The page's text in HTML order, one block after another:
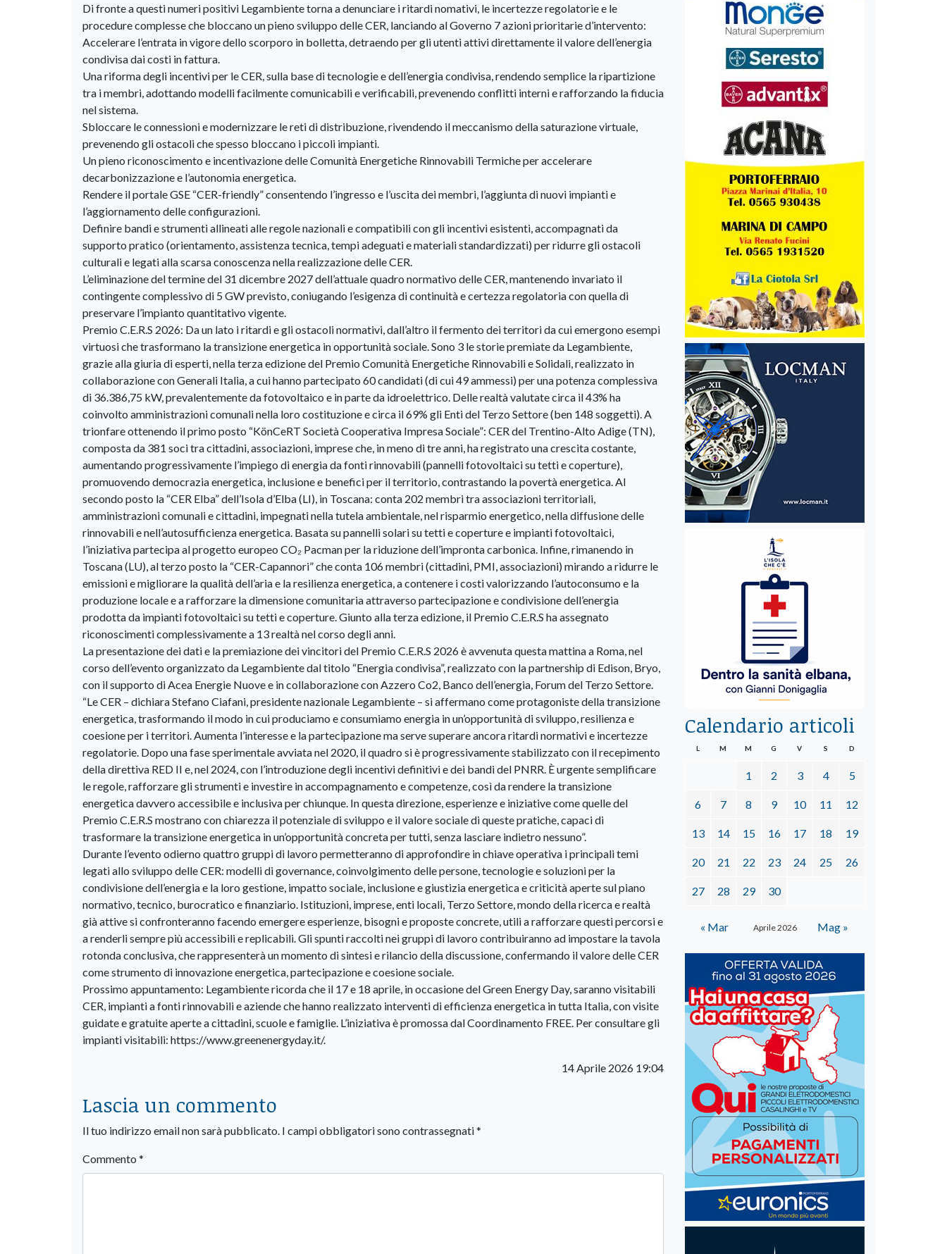
Di fronte a questi numeri positivi Legambiente torna a denunciare i ritardi nomativi, le incertezze regolatorie e le
procedure complesse che bloccano un pieno sviluppo delle CER, lanciando al Governo 7 azioni prioritarie d’intervento:
Accelerare l’entrata in vigore dello scorporo in bolletta, detraendo per gli utenti attivi direttamente il valore dell’energia
condivisa dai costi in fattura.
Una riforma degli incentivi per le CER, sulla base di tecnologie e dell’energia condivisa, rendendo semplice la ripartizione
tra i membri, adottando modelli facilmente comunicabili e verificabili, prevenendo conflitti interni e rafforzando la fiducia
nel sistema.
Sbloccare le connessioni e modernizzare le reti di distribuzione, rivendendo il meccanismo della saturazione virtuale,
prevenendo gli ostacoli che spesso bloccano i piccoli impianti.
Un pieno riconoscimento e incentivazione delle Comunità Energetiche Rinnovabili Termiche per accelerare
decarbonizzazione e l’autonomia energetica.
Rendere il portale GSE “CER-friendly” consentendo l’ingresso e l’uscita dei membri, l’aggiunta di nuovi impianti e
l’aggiornamento delle configurazioni.
Definire bandi e strumenti allineati alle regole nazionali e compatibili con gli incentivi esistenti, accompagnati da
supporto pratico (orientamento, assistenza tecnica, tempi adeguati e materiali standardizzati) per ridurre gli ostacoli
culturali e legati alla scarsa conoscenza nella realizzazione delle CER.
L’eliminazione del termine del 31 dicembre 2027 dell’attuale quadro normativo delle CER, mantenendo invariato il
contingente complessivo di 5 GW previsto, coniugando l’esigenza di continuità e certezza regolatoria con quella di
preservare l’impianto quantitativo vigente.
Premio C.E.R.S 2026: Da un lato i ritardi e gli ostacoli normativi, dall’altro il fermento dei territori da cui emergono esempi
virtuosi che trasformano la transizione energetica in opportunità sociale. Sono 3 le storie premiate da Legambiente,
grazie alla giuria di esperti, nella terza edizione del Premio Comunità Energetiche Rinnovabili e Solidali, realizzato in
collaborazione con Generali Italia, a cui hanno partecipato 60 candidati (di cui 49 ammessi) per una potenza complessiva
di 36.386,75 kW, prevalentemente da fotovoltaico e in parte da idroelettrico. Delle realtà valutate circa il 43% ha
coinvolto amministrazioni comunali nella loro costituzione e circa il 69% gli Enti del Terzo Settore (ben 148 soggetti). A
trionfare ottenendo il primo posto “KönCeRT Società Cooperativa Impresa Sociale”: CER del Trentino-Alto Adige (TN),
composta da 381 soci tra cittadini, associazioni, imprese che, in meno di tre anni, ha registrato una crescita costante,
aumentando progressivamente l’impiego di energia da fonti rinnovabili (pannelli fotovoltaici su tetti e coperture),
promuovendo democrazia energetica, inclusione e benefici per il territorio, contrastando la povertà energetica. Al
secondo posto la “CER Elba” dell’Isola d’Elba (LI), in Toscana: conta 202 membri tra associazioni territoriali,
amministrazioni comunali e cittadini, impegnati nella tutela ambientale, nel risparmio energetico, nella diffusione delle
rinnovabili e nell’autosufficienza energetica. Basata su pannelli solari su tetti e coperture e impianti fotovoltaici,
l’iniziativa partecipa al progetto europeo CO₂ Pacman per la riduzione dell’impronta carbonica. Infine, rimanendo in
Toscana (LU), al terzo posto la “CER-Capannori” che conta 106 membri (cittadini, PMI, associazioni) mirando a ridurre le
emissioni e migliorare la qualità dell’aria e la resilienza energetica, a contenere i costi valorizzando l’autoconsumo e la
produzione locale e a rafforzare la dimensione comunitaria attraverso partecipazione e condivisione dell’energia
prodotta da impianti fotovoltaici su tetti e coperture. Giunto alla terza edizione, il Premio C.E.R.S ha assegnato
riconoscimenti complessivamente a 13 realtà nel corso degli anni.
La presentazione dei dati e la premiazione dei vincitori del Premio C.E.R.S 2026 è avvenuta questa mattina a Roma, nel
corso dell’evento organizzato da Legambiente dal titolo “Energia condivisa”, realizzato con la partnership di Edison, Bryo,
con il supporto di Acea Energie Nuove e in collaborazione con Azzero Co2, Banco dell’energia, Forum del Terzo Settore.
“Le CER – dichiara Stefano Ciafani, presidente nazionale Legambiente – si affermano come protagoniste della transizione
energetica, trasformando il modo in cui produciamo e consumiamo energia in un’opportunità di sviluppo, resilienza e
coesione per i territori. Aumenta l’interesse e la partecipazione ma serve superare ancora ritardi normativi e incertezze
regolatorie. Dopo una fase sperimentale avviata nel 2020, il quadro si è progressivamente stabilizzato con il recepimento
della direttiva RED II e, nel 2024, con l’introduzione degli incentivi definitivi e dei bandi del PNRR. È urgente semplificare
le regole, rafforzare gli strumenti e investire in accompagnamento e competenze, così da rendere la transizione
energetica davvero accessibile e inclusiva per chiunque. In questa direzione, esperienze e iniziative come quelle del
Premio C.E.R.S mostrano con chiarezza il potenziale di sviluppo e il valore sociale di queste pratiche, capaci di
trasformare la transizione energetica in un’opportunità concreta per tutti, senza lasciare indietro nessuno”.
Durante l’evento odierno quattro gruppi di lavoro permetteranno di approfondire in chiave operativa i principali temi
legati allo sviluppo delle CER: modelli di governance, coinvolgimento delle persone, tecnologie e soluzioni per la
condivisione dell’energia e la loro gestione, impatto sociale, inclusione e giustizia energetica e criticità aperte sul piano
normativo, tecnico, burocratico e finanziario. Istituzioni, imprese, enti locali, Terzo Settore, mondo della ricerca e realtà
già attive si confronteranno facendo emergere esperienze, bisogni e proposte concrete, utili a rafforzare questi percorsi e
a renderli sempre più accessibili e replicabili. Gli spunti raccolti nei gruppi di lavoro contribuiranno ad impostare la tavola
rotonda conclusiva, che rappresenterà un momento di sintesi e rilancio della discussione, confermando il valore delle CER
come strumento di innovazione energetica, partecipazione e coesione sociale.
Prossimo appuntamento: Legambiente ricorda che il 17 e 18 aprile, in occasione del Green Energy Day, saranno visitabili
CER, impianti a fonti rinnovabili e aziende che hanno realizzato interventi di efficienza energetica in tutta Italia, con visite
guidate e gratuite aperte a cittadini, scuole e famiglie. L’iniziativa è promossa dal Coordinamento FREE. Per consultare gli
impianti visitabili: https://www.greenenergyday.it/.
14 Aprile 2026 19:04
Lascia un commento
Il tuo indirizzo email non sarà pubblicato. I campi obbligatori sono contrassegnati*
Commento *
Calendario articoli
Aprile 2026
L M M G V S D
1 2 3 4 5
6 7 8 9 10 11 12
13 14 15 16 17 18 19
20 21 22 23 24 25 26
27 28 29 30
« Mar Mag »